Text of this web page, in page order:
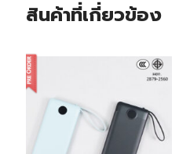
สินค้าที่เกี่ยวข้อง